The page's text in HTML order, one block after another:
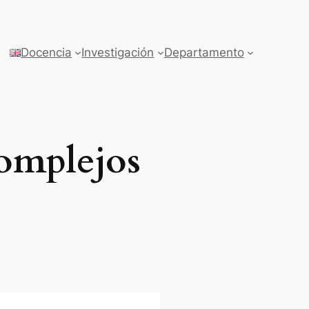
Docencia Investigación Departamento